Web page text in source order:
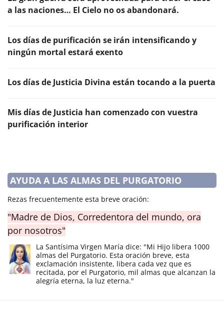
a las naciones… El Cielo no os abandonará.
Los días de purificación se irán intensificando y
ningún mortal estará exento
Los días de Justicia Divina están tocando a la puerta
Mis días de Justicia han comenzado con vuestra
purificación interior
AYUDA A LAS ALMAS DEL PURGATORIO
Rezas frecuentemente esta breve oración:
"Madre de Dios, Corredentora del mundo, ora
por nosotros"
La Santísima Virgen María dice: "Mi Hijo libera 1000
almas del Purgatorio. Esta oración breve, esta
exclamación insistente, libera cada vez que es
recitada, por el Purgatorio, mil almas que alcanzan la
alegría eterna, la luz eterna."